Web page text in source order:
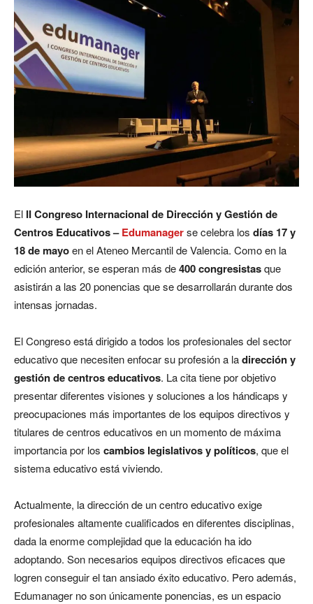
El II Congreso Internacional de Dirección y Gestión de
Centros Educativos –Edumanagerse celebra los días 17y
18 de mayoen el Ateneo Mercantil de Valencia. Como en la
edición anterior, se esperan más de400 congresistasque
asistirán a las 20 ponencias que se desarrollarán durante dos
intensas jornadas.
El Congreso está dirigido a todos los profesionales del sector
educativo que necesiten enfocar su profesión a ladirección y
gestión de centros educativos. La cita tiene por objetivo
presentar diferentes visiones y soluciones a los hándicaps y
preocupaciones más importantes de los equipos directivos y
titulares de centros educativos en un momento de máxima
importancia por los cambios legislativosypolíticos, que el
sistema educativo está viviendo.
Actualmente, la dirección de un centro educativo exige
profesionales altamente cualificados en diferentes disciplinas,
dada la enorme complejidad que la educación ha ido
adoptando. Son necesarios equipos directivos eficaces que
logren conseguir el tan ansiado éxito educativo. Pero además,
Edumanager no son únicamente ponencias, es un espacio